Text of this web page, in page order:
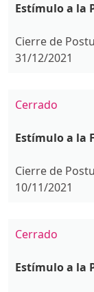
Estímulo a la
Cierre de
31/12/2021
Cerrado
Estímulo a la
Cierre de
10/11/2021
Cerrado
Estímulo a la